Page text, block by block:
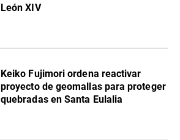
León XIV
Keiko Fujimori ordena reactivar
proyecto de geomallas para proteger
quebradas en Santa Eulalia